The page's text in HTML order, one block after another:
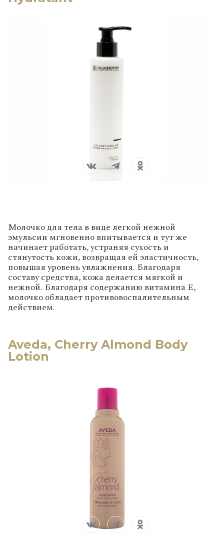
Молочко для тела в виде легкой нежной
эмульсии мгновенно впитывается и тут же
начинает работать, устраняя сухость и
стянутость кожи, возвращая ей эластичность,
повышая уровень увлажнения. Благодаря
составу средства, кожа делается мягкой и
нежной. Благодаря содержанию витамина Е,
молочко обладает противовоспалительным
действием.
Aveda, Cherry Almond Body
Lotion